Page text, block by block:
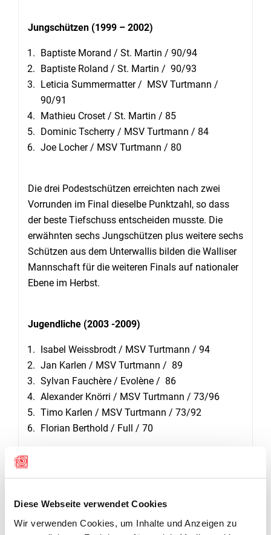
Diese Webseite verwendet Cookies
Wir verwenden Cookies, um Inhalte und Anzeigen zu
Jungschützen (1999 – 2002)
Baptiste Morand / St. Martin / 90/94
Baptiste Roland / St. Martin / 90/93
Leticia Summermatter / MSV Turtmann /
90/91
Mathieu Croset / St. Martin / 85
Dominic Tscherry / MSV Turtmann / 84
Joe Locher / MSV Turtmann / 80
Die drei Podestschützen erreichten nach zwei
Vorrunden im Final dieselbe Punktzahl, so dass
der beste Tiefschuss entscheiden musste. Die
erwähnten sechs Jungschützen plus weitere sechs
Schützen aus dem Unterwallis bilden die Walliser
Mannschaft für die weiteren Finals auf nationaler
Ebene im Herbst.
Jugendliche (2003 -2009)
Isabel Weissbrodt / MSV Turtmann / 94
Jan Karlen / MSV Turtmann / 89
Sylvan Fauchère / Evolène / 86
Alexander Knörri / MSV Turtmann / 73/96
Timo Karlen / MSV Turtmann / 73/92
Florian Berthold / Full / 70
erzielte die erst 11-jährige Isabel Weissbrodt (MSV
Turtmann) mit phantastischen 96 P. in der 2.